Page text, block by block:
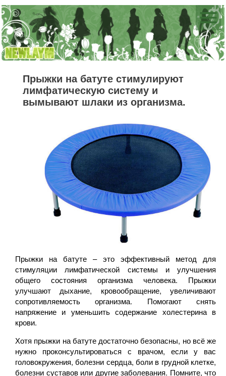
Прыжки на батуте стимулируют
лимфатическую систему и
вымывают шлаки из организма.
Прыжки на батуте – это эффективный метод для
стимуляции лимфатической системы и улучшения
общего состояния организма человека. Прыжки
улучшают дыхание, кровообращение, увеличивают
сопротивляемость организма. Помогают снять
напряжение и уменьшить содержание холестерина в
крови.
Хотя прыжки на батуте достаточно безопасны, но всё же
нужно проконсультироваться с врачом, если у вас
головокружения, болезни сердца, боли в грудной клетке,
болезни суставов или другие заболевания. Помните, что